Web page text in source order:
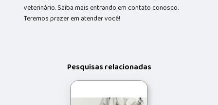
veterinário. Saiba mais entrando em contato conosco.
Teremos prazer em atender você!
Pesquisas relacionadas